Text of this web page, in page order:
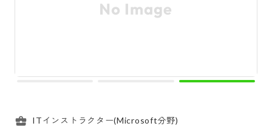
ITインストラクター(Microsoft分野)